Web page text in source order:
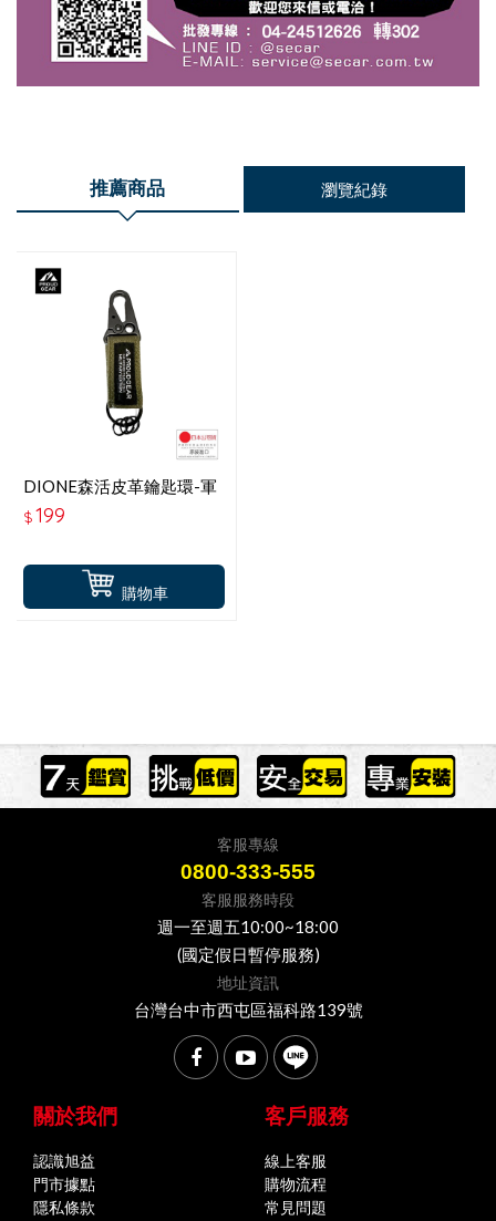
推薦商品 瀏覽紀錄
購物車
DIONE森活皮革鑰匙環-軍
綠
$199
客服專線
0800-333-555
客服服務時段
週一至週五10:00~18:00
(國定假日暫停服務)
地址資訊
台灣台中市西屯區福科路139號
關於我們
認識旭益
門市據點
隱私條款
客戶服務
線上客服
購物流程
常見問題